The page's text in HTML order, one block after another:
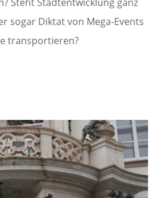
sogar Diktat von Mega-Events
transportieren?